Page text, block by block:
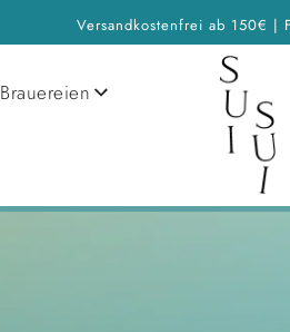
Versandkostenfrei ab 150€ |
Brauereien